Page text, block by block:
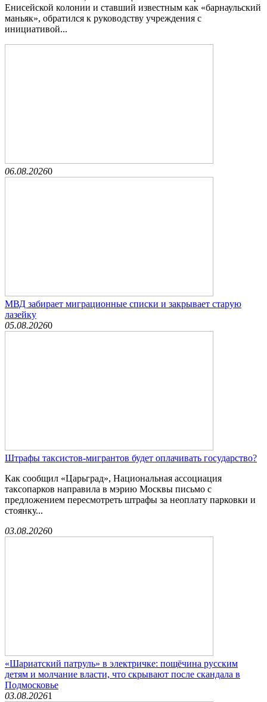
Енисейской колонии и ставший известным как «барнаульский
маньяк», обратился к руководству учреждения с
инициативой...
06.08.20260
МВД забирает миграционные списки и закрывает старую
лазейку
05.08.20260
Штрафы таксистов-мигрантов будет оплачивать государство?
Как сообщил «Царьград», Национальная ассоциация
таксопарков направила в мэрию Москвы письмо с
предложением пересмотреть штрафы за неоплату парковки и
стоянку...
03.08.20260
«Шариатский патруль» в электричке: пощёчина русским
детям и молчание власти, что скрывают после скандала в
Подмосковье
03.08.20261